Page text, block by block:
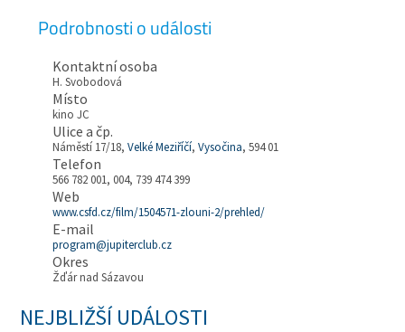
Podrobnosti o události
Kontaktní osoba
H. Svobodová
Místo
kino JC
Ulice a čp.
Náměstí 17/18,Velké Meziříčí,Vysočina, 594 01
Telefon
566 782 001, 004, 739 474 399
Web
www.csfd.cz/film/1504571-zlouni-2/prehled/
E-mail
program@jupiterclub.cz
Okres
Žďár nad Sázavou
NEJBLIŽŠÍ UDÁLOSTI